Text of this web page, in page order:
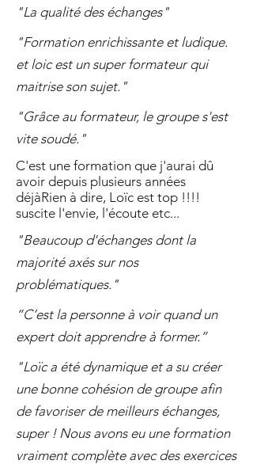
"La qualité des échanges"
"Formation enrichissante et ludique.
et loic est un super formateur qui
maitrise son sujet."
"Grâce au formateur, le groupe s'est
vite soudé."
C'est une formation que j'aurai dû
avoir depuis plusieurs années
déjàRien à dire, Loïc est top !!!!
suscite l'envie, l'écoute etc...
"Beaucoup d'échanges dont la
majorité axés sur nos
problématiques."
“C’est la personne à voir quand un
expert doit apprendre à former.”
"Loïc a été dynamique et a su créer
une bonne cohésion de groupe afin
de favoriser de meilleurs échanges,
super ! Nous avons eu une formation
vraiment complète avec des exercices